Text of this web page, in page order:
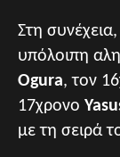
Στη
υπόλοιπη
Ogura, τον
17χρονο
με τη σειρά